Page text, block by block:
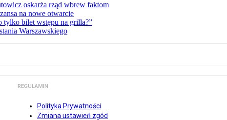
oskarża rząd wbrew faktom
na nowe otwarcie
tylko bilet wstępu na grilla?”
Warszawskiego
REGULAMIN
Polityka Prywatności
Zmiana ustawień zgód